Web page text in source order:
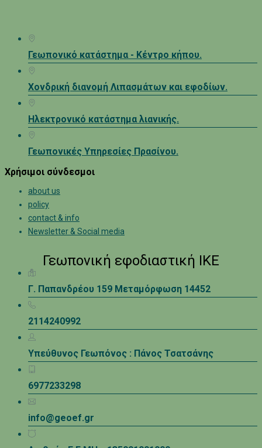
Γεωπονικό κατάστημα - Κέντρο κήπου.
Χονδρική διανομή Λιπασμάτων και εφοδίων.
Ηλεκτρονικό κατάστημα λιανικής.
Γεωπονικές Υπηρεσίες Πρασίνου.
Χρήσιμοι σύνδεσμοι
about us
policy
contact & info
Newsletter & Social media
Γεωπονική εφοδιαστική ΙΚΕ
Γ. Παπανδρέου 159 Μεταμόρφωση 14452
2114240992
Υπεύθυνος Γεωπόνος : Πάνος Τσατσάνης
6977233298
info@geoef.gr